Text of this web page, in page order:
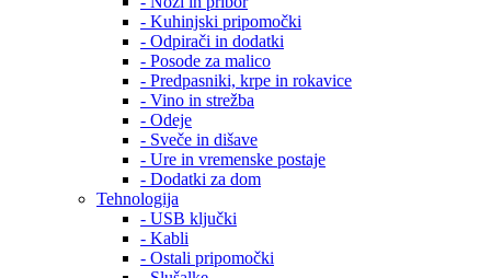
- Kuhinjski pripomočki
- Odpirači in dodatki
- Posode za malico
- Predpasniki, krpe in rokavice
- Vino in strežba
- Odeje
- Sveče in dišave
- Ure in vremenske postaje
- Dodatki za dom
Tehnologija
- USB ključki
- Kabli
- Ostali pripomočki